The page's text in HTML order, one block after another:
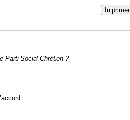
Imprimer
Parti Social Chrétien ?